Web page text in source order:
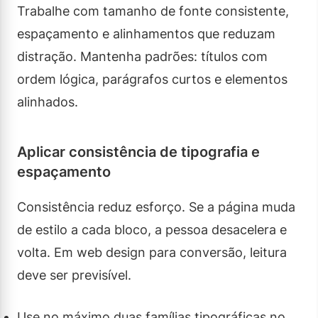
Trabalhe com tamanho de fonte consistente,
espaçamento e alinhamentos que reduzam
distração. Mantenha padrões: títulos com
ordem lógica, parágrafos curtos e elementos
alinhados.
Aplicar consistência de tipografia e
espaçamento
Consistência reduz esforço. Se a página muda
de estilo a cada bloco, a pessoa desacelera e
volta. Em web design para conversão, leitura
deve ser previsível.